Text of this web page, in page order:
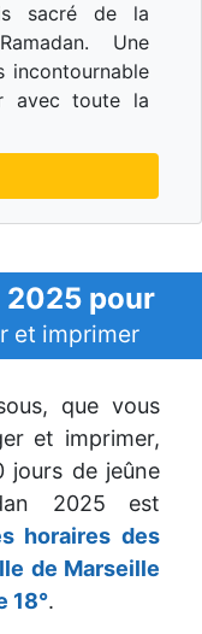
sacré de la
Une
incontournable
avec toute la
2025 pour
et imprimer
que vous
et imprimer,
jours de jeûne
2025 est
horaires des
de Marseille
18°.